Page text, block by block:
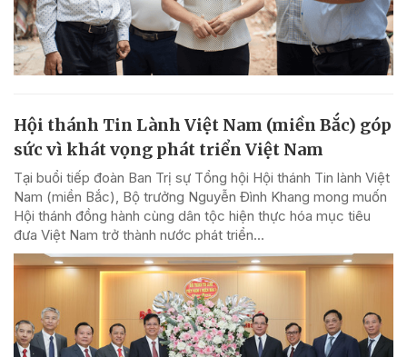
Hội thánh Tin Lành Việt Nam (miền Bắc) góp
sức vì khát vọng phát triển Việt Nam
Tại buổi tiếp đoàn Ban Trị sự Tổng hội Hội thánh Tin lành Việt
Nam (miền Bắc), Bộ trưởng Nguyễn Đình Khang mong muốn
Hội thánh đồng hành cùng dân tộc hiện thực hóa mục tiêu
đưa Việt Nam trở thành nước phát triển...